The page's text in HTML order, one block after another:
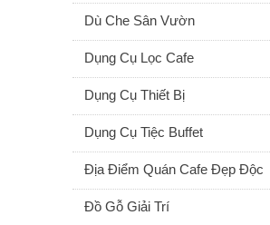
Dù Che Sân Vườn
Dụng Cụ Lọc Cafe
Dụng Cụ Thiết Bị
Dụng Cụ Tiệc Buffet
Địa Điểm Quán Cafe Đẹp Độc
Đồ Gỗ Giải Trí